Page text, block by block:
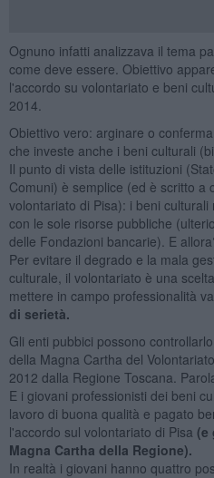
Ognuno infatti analizzava il tema
come deve essere. Obiettivo
l'accordo su volontariato e beni
2014.
Obiettivo vero: arginare o
che investe anche i beni culturali
Il punto di vista delle istituzioni
Comuni) è semplice (ed è scritto a
volontariato di Pisa): i beni
con le sole risorse pubbliche
delle Fondazioni bancarie). E
Per evitare il degrado e la mala
culturale, il volontariato è una
mettere in campo professionalità
di serietà.
Gli enti pubbici possono
della Magna Cartha del
2012 dalla Regione Toscana.
E i giovani professionisti dei beni
lavoro di buona qualità e pagato
l'accordo sul volontariato di Pisa (e
Magna Cartha della Regione).
In realtà i giovani hanno quattro